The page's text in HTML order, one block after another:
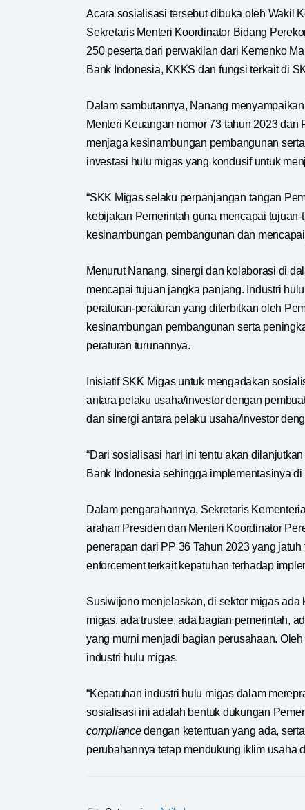
Acara sosialisasi tersebut dibuka oleh Wakil
Sekretaris Menteri Koordinator Bidang
250 peserta dari perwakilan dari Kemenko
Bank Indonesia, KKKS dan fungsi terkait di
Dalam sambutannya, Nanang
Menteri Keuangan nomor 73 tahun 2023
menjaga kesinambungan pembangunan
investasi hulu migas yang kondusif untuk
“SKK Migas selaku perpanjangan tangan
kebijakan Pemerintah guna mencapai
kesinambungan pembangunan dan
Menurut Nanang, sinergi dan kolaborasi di
mencapai tujuan jangka panjang. Industri
peraturan-peraturan yang diterbitkan oleh
kesinambungan pembangunan serta
peraturan turunannya.
Inisiatif SKK Migas untuk mengadakan
antara pelaku usaha/investor dengan
dan sinergi antara pelaku usaha/investor
“Dari sosialisasi hari ini tentu akan
Bank Indonesia sehingga implementasinya
Dalam pengarahannya, Sekretaris
arahan Presiden dan Menteri Koordinator
penerapan dari PP 36 Tahun 2023 yang
enforcement terkait kepatuhan terhadap
Susiwijono menjelaskan, di sektor migas
migas, ada trustee, ada bagian pemerintah,
yang murni menjadi bagian perusahaan.
industri hulu migas.
“Kepatuhan industri hulu migas dalam
sosialisasi ini adalah bentuk dukungan
compliancedengan ketentuan yang ada,
perubahannya tetap mendukung iklim usaha